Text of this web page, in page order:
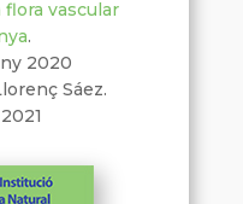
vascular
.
2020
Sáez.